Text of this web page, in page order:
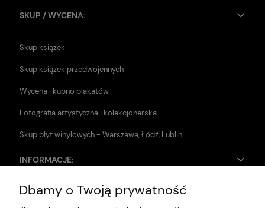
SKUP / WYCENA:
Skup książek
Skup książek przedwojennych
Wycena i kupno plakatów
Fotografia artystyczna i kolekcjonerska
Skup płyt winylowych - Warszawa, Łódź, Lublin
INFORMACJE:
Zwroty i reklamacje
Dbamy o Twoją prywatność